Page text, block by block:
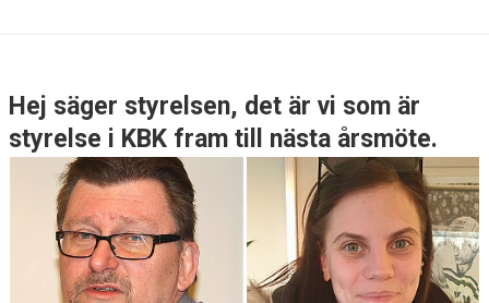
OM KLUBBEN
BILDGALLERI
DOKUMENT
BLI MEDLEM I KBK
Hej säger styrelsen, det är vi som är
styrelse i KBK fram till nästa årsmöte.